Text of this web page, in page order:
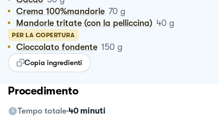
Crema 100%mandorle 70 g
Mandorle tritate (con la pelliccina) 40 g
PER LA COPERTURA
Cioccolato fondente 150 g
Copia ingredienti
Procedimento
Tempo totale 40 minuti